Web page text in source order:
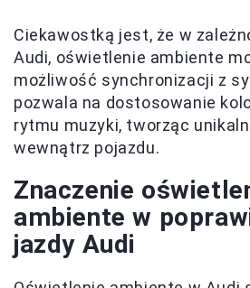
Ciekawostką jest, że w
Audi, oświetlenie ambiente
możliwość synchronizacji z
pozwala na dostosowanie
rytmu muzyki, tworząc
wewnątrz pojazdu.
Znaczenie
ambiente w
jazdy Audi